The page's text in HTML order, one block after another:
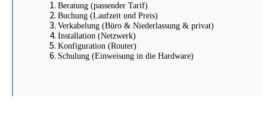
Beratung (passender Tarif)
Buchung (Laufzeit und Preis)
Verkabelung (Büro & Niederlassung & privat)
Installation (Netzwerk)
Konfiguration (Router)
Schulung (Einweisung in die Hardware)